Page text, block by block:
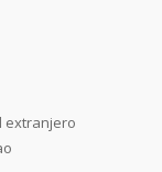
extranjero